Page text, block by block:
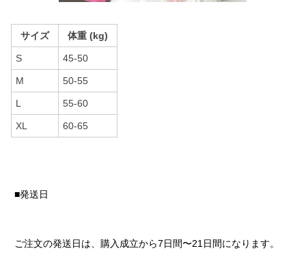
サイズ 体重 (kg)
S 45-50
M 50-55
L 55-60
XL 60-65
■発送日
ご注文の発送日は、購入成立から7日間〜21日間になります。